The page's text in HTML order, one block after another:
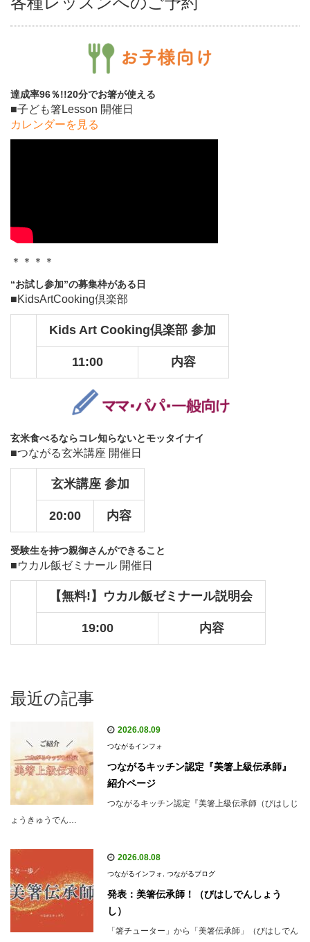
達成率96％!!20分でお箸が使える
■子ども箸Lesson 開催日
カレンダーを見る
＊＊＊＊
“お試し参加”の募集枠がある日
■KidsArtCooking倶楽部
Kids Art Cooking倶楽部 参加
11:00 内容
玄米食べるならコレ知らないとモッタイナイ
■つながる玄米講座 開催日
玄米講座 参加
20:00 内容
受験生を持つ親御さんができること
■ウカル飯ゼミナール 開催日
【無料!】ウカル飯ゼミナール説明会
19:00 内容
最近の記事
2026.08.09
つながるインフォ
つながるキッチン認定『美箸上級伝承師』
紹介ページ
つながるキッチン認定『美箸上級伝承師（びはしじ
ょうきゅうでん…
2026.08.08
つながるインフォ つながるブログ
発表：美箸伝承師！（びはしでんしょう
し）
「箸チューター」から「美箸伝承師」（びはしでん